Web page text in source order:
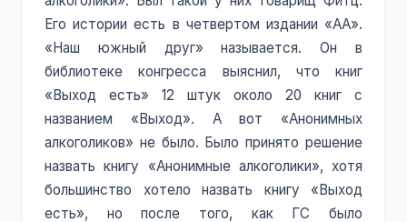
Его истории есть в четвертом издании «АА».
«Наш южный друг» называется. Он в
библиотеке конгресса выяснил, что книг
«Выход есть» 12 штук около 20 книг с
названием «Выход». А вот «Анонимных
алкоголиков» не было. Было принято решение
назвать книгу «Анонимные алкоголики», хотя
большинство хотело назвать книгу «Выход
есть», но после того, как ГС было